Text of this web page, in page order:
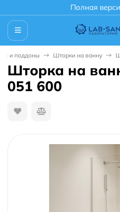
Полная
и поддоны Шторки на ванну
Шторка на
051 600